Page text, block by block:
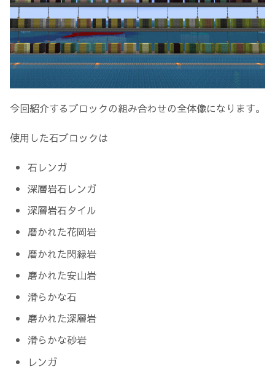
今回紹介するブロックの組み合わせの全体像になります。
使用した石ブロックは
石レンガ
深層岩石レンガ
深層岩石タイル
磨かれた花岡岩
磨かれた閃緑岩
磨かれた安山岩
滑らかな石
磨かれた深層岩
滑らかな砂岩
レンガ